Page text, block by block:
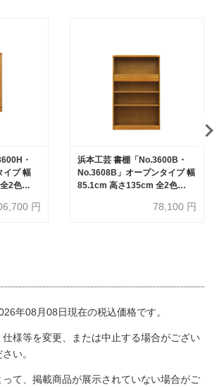
・
イプ 幅
2色
円
浜本工芸 書棚「No.3600B・
No.3608B」オープンタイプ 幅
85.1cm 高さ135cm 全2色
78,100 円
年08月08日現在の税込価格です。
様等を変更、または中止する場合がござい
い。
て、掲載商品が展示されていない場合がご